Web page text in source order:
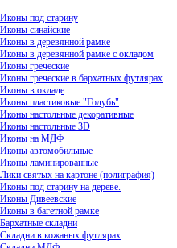
Иконы под старину
Иконы синайские
Иконы в деревянной рамке
Иконы в деревянной рамке с окладом
Иконы греческие
Иконы греческие в бархатных футлярах
Иконы в окладе
Иконы пластиковые "Голубь"
Иконы настольные декоративные
Иконы настольные 3D
Иконы на МДФ
Иконы автомобильные
Иконы ламинированные
Лики святых на картоне (полиграфия)
Иконы под старину на дереве.
Иконы Дивеевские
Иконы в багетной рамке
Бархатные складни
Складни в кожаных футлярах